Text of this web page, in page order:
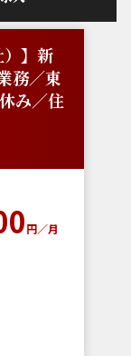
）】新
務／東
み／住
円／月